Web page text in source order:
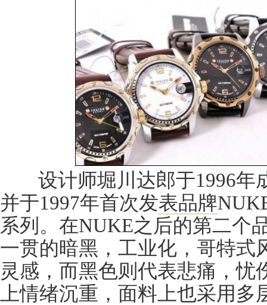
设计师堀川达郎于1996年
并于1997年首次发表品牌
系列。在NUKE之后的第二个
一贯的暗黑，工业化，哥特式
灵感，而黑色则代表悲痛，忧
上情绪沉重，面料上也采用